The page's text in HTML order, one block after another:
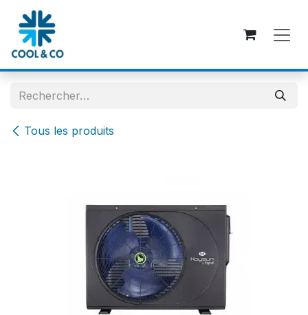
Se rendre au contenu
Tous les produits